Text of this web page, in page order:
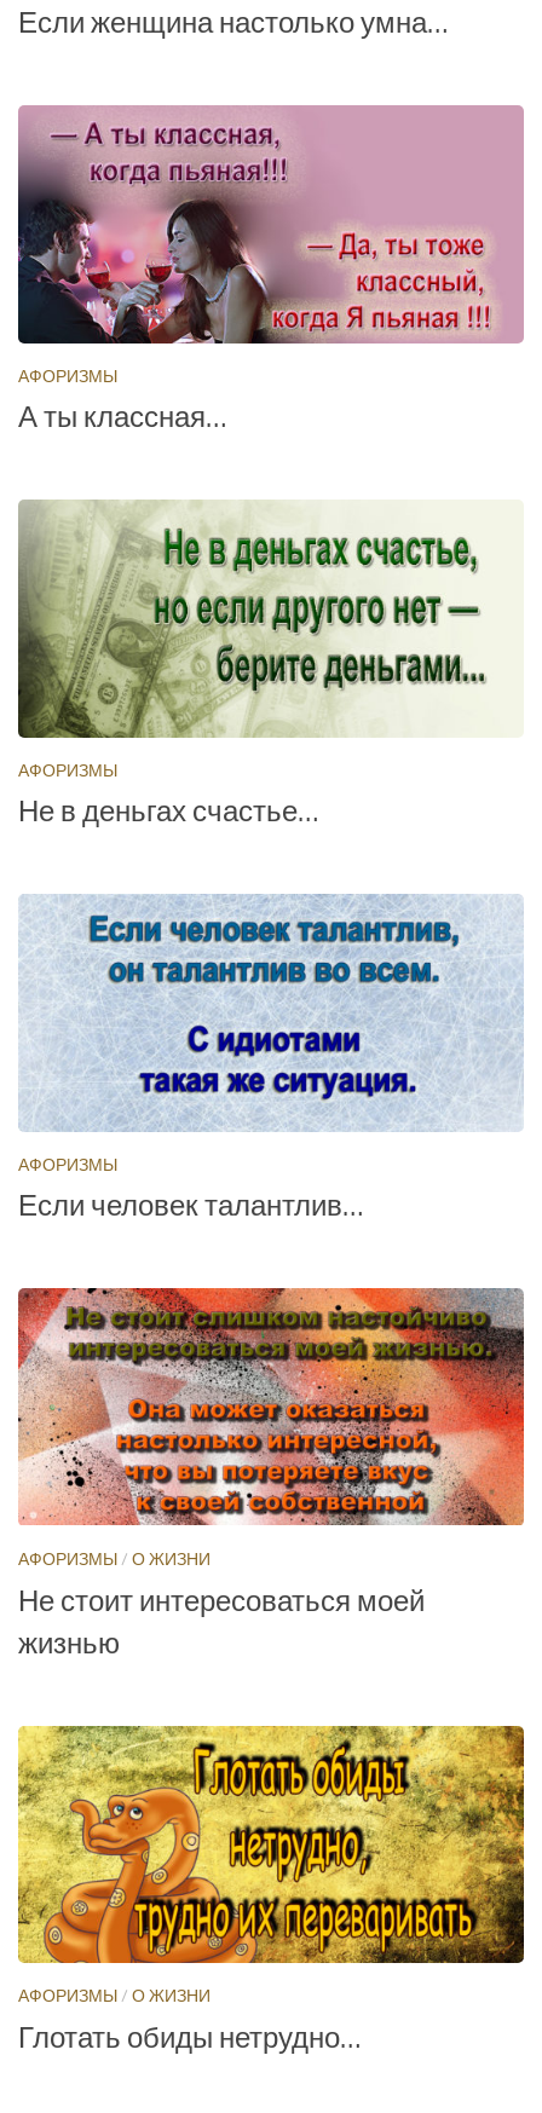
Если женщина настолько умна…
АФОРИЗМЫ
А ты классная…
АФОРИЗМЫ
Не в деньгах счастье…
АФОРИЗМЫ
Если человек талантлив…
АФОРИЗМЫ/ О ЖИЗНИ
Не стоит интересоваться моей
жизнью
АФОРИЗМЫ/ О ЖИЗНИ
Глотать обиды нетрудно…